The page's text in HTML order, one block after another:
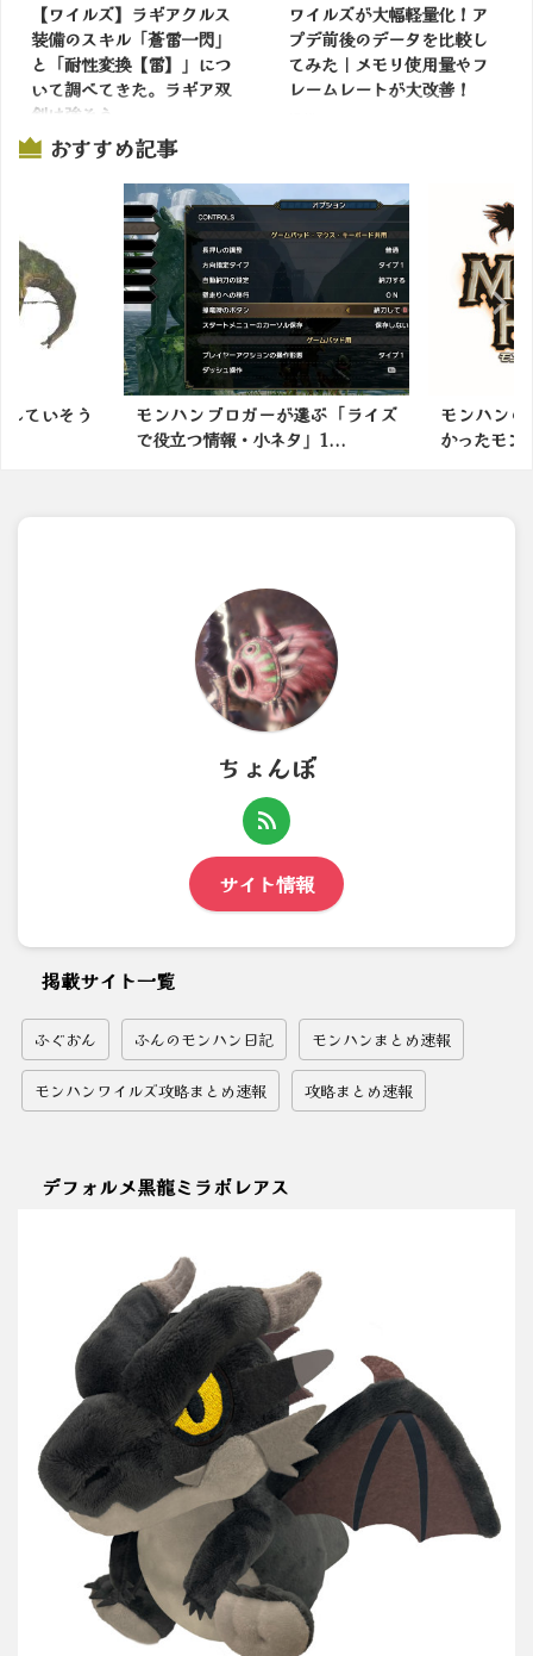
【ワイルズ】ラギアクルス
装備のスキル「蒼雷一閃」
と「耐性変換【雷】」につ
いて調べてきた。ラギア双
剣は強そう。
掲載サイトでチェック
ワイルズが大幅軽量化！ア
プデ前後のデータを比較し
てみた｜メモリ使用量やフ
レームレートが大改善！
おすすめ記事
ていそう
モンハンブロガーが選ぶ「ライズ
で役立つ情報・小ネタ」1...
モンハン
かったモン
ちょんぼ
サイト情報
掲載サイト一覧
ふぐおん ふんのモンハン日記 モンハンまとめ速報
モンハンワイルズ攻略まとめ速報 攻略まとめ速報
デフォルメ黒龍ミラボレアス